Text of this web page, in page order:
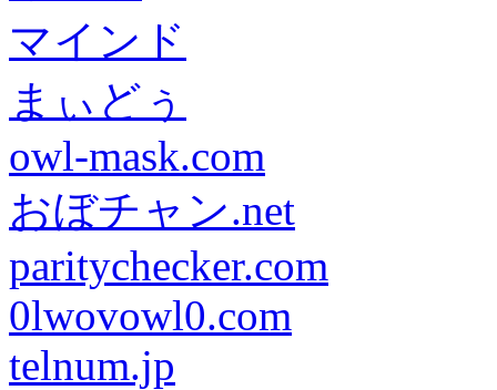
マインド
まぃどぅ
owl-mask.com
おぼチャン.net
paritychecker.com
0lwovowl0.com
telnum.jp